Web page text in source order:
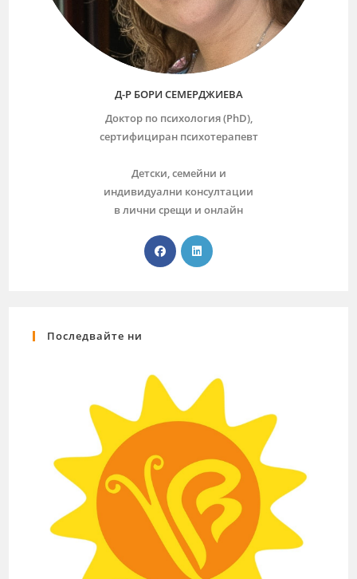
Д-Р БОРИ СЕМЕРДЖИЕВА
Доктор по психология (PhD),
сертифициран психотерапевт
Детски, семейни и
индивидуални консултации
в лични срещи и онлайн
Последвайте ни